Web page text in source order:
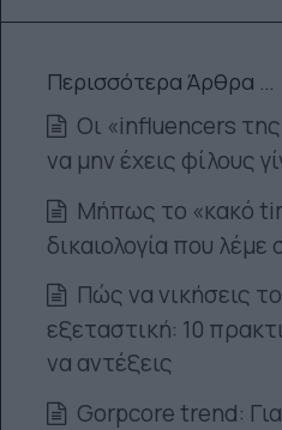
Περισσότερα Άρθρα …
Οι «influencers
να μην έχεις φίλους
Μήπως το «κακό
δικαιολογία που
Πώς να νικήσεις
εξεταστική: 10
να αντέξεις
Gorpcore trend: